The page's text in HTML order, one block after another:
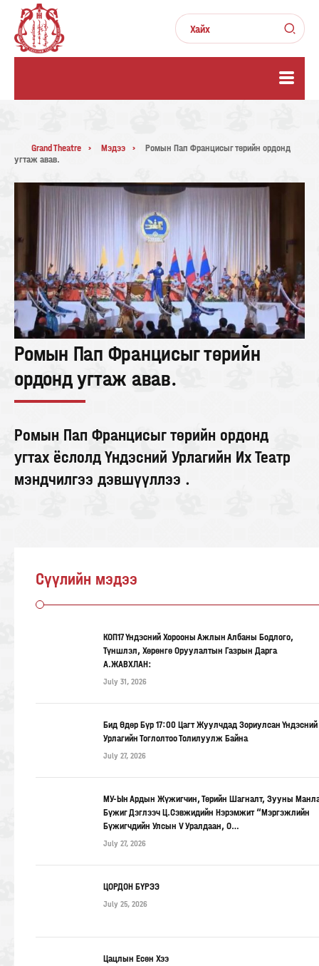
Grand Theatre Мэдээ
Ромын Пап Францисыг төрийн ордонд
угтаж авав.
Ромын Пап Францисыг төрийн
ордонд угтаж авав.
Ромын Пап Францисыг төрийн ордонд
угтах ёслолд Үндэсний Урлагийн Их Театр
мэндчилгээ дэвшүүллээ .
Сүүлийн мэдээ
КОП17 Үндэсний Хорооны Ажлын Албаны Бодлого,
Түншлэл, Хөрөнгө Оруулалтын Газрын Дарга
А.ЖАВХЛАН:
July 31, 2026
Бид Өдөр Бүр 17:00 Цагт Жуулчдад Зориулсан Үндэсний
Урлагийн Тоглолтоо Толилуулж Байна
July 27, 2026
МУ-Ын Ардын Жүжигчин, Төрийн Шагналт, Зууны
Бүжиг Дэглээч Ц.Сэвжидийн Нэрэмжит “Мэргэжлийн
Бүжигчдийн Улсын V Уралдаан, О…
July 27, 2026
ЦОРДОН БҮРЭЭ
July 25, 2026
Цацлын Есөн Хээ